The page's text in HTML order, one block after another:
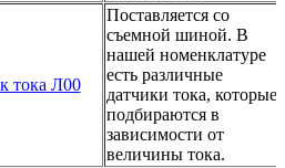
тока Л00
Поставляется со
съемной шиной. В
нашей номенклатуре
есть различные
датчики тока, которые
подбираются в
зависимости от
величины тока.